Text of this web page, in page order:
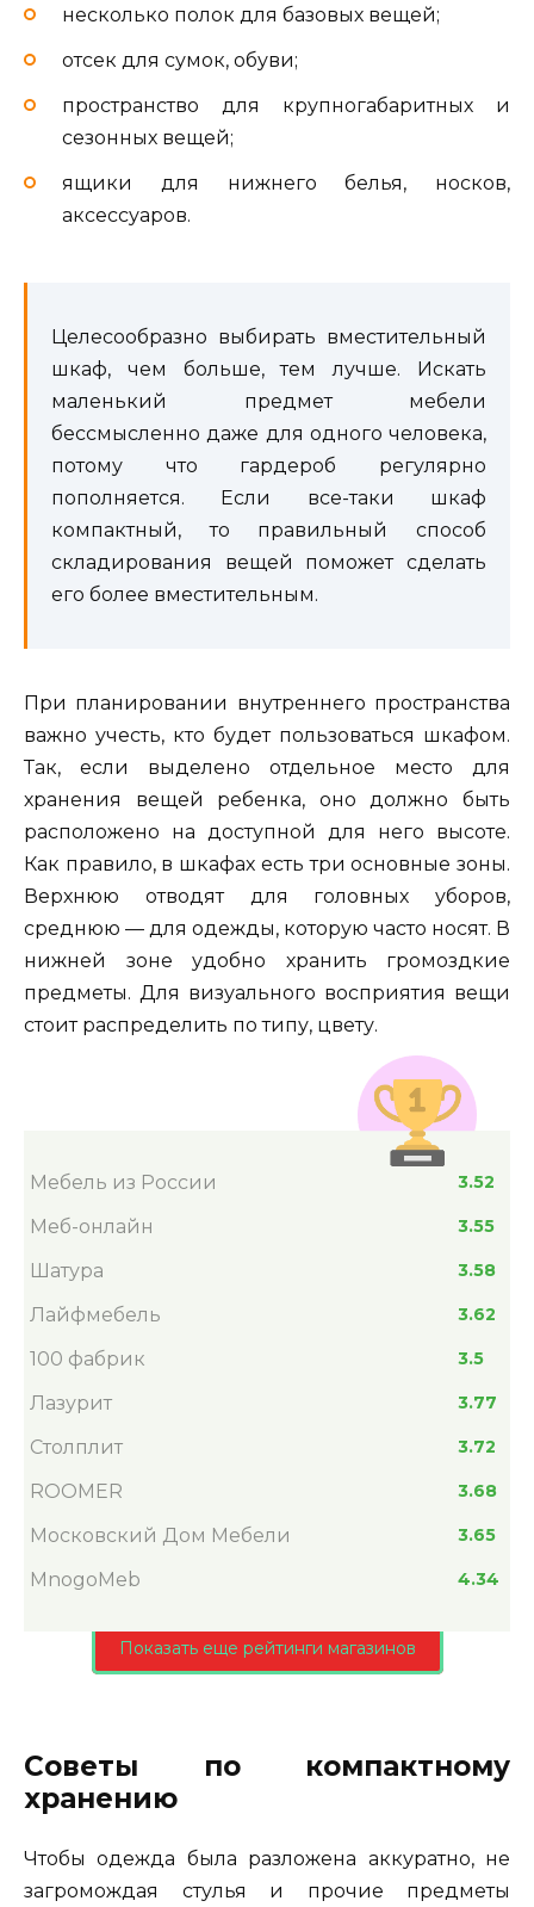
несколько полок для базовых вещей;
отсек для сумок, обуви;
пространство для крупногабаритных и
сезонных вещей;
ящики для нижнего белья, носков,
аксессуаров.
Целесообразно выбирать вместительный
шкаф, чем больше, тем лучше. Искать
маленький предмет мебели
бессмысленно даже для одного человека,
потому что гардероб регулярно
пополняется. Если все-таки шкаф
компактный, то правильный способ
складирования вещей поможет сделать
его более вместительным.
При планировании внутреннего пространства
важно учесть, кто будет пользоваться шкафом.
Так, если выделено отдельное место для
хранения вещей ребенка, оно должно быть
расположено на доступной для него высоте.
Как правило, в шкафах есть три основные зоны.
Верхнюю отводят для головных уборов,
среднюю — для одежды, которую часто носят. В
нижней зоне удобно хранить громоздкие
предметы. Для визуального восприятия вещи
стоит распределить по типу, цвету.
Мебель из России 3.52
Меб-онлайн 3.55
Шатура 3.58
Лайфмебель 3.62
100 фабрик 3.5
Лазурит 3.77
Столплит 3.72
ROOMER 3.68
Московский Дом Мебели 3.65
MnogoMeb 4.34
Показать еще рейтинги магазинов
Советы по компактному
хранению
Чтобы одежда была разложена аккуратно, не
загромождая стулья и прочие предметы